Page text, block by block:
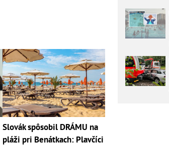
Slovák spôsobil DRÁMU na
pláži pri Benátkach: Plavčíci